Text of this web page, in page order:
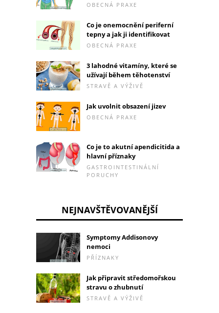
OBECNÁ PRAXE
Co je onemocnění periferní
tepny a jak ji identifikovat
OBECNÁ PRAXE
3 lahodné vitamíny, které se
užívají během těhotenství
STRAVĚ A VÝŽIVĚ
Jak uvolnit obsazení jizev
OBECNÁ PRAXE
Co je to akutní apendicitida a
hlavní příznaky
GASTROINTESTINÁLNÍ
PORUCHY
NEJNAVŠTĚVOVANĚJŠÍ
Symptomy Addisonovy
nemoci
PŘÍZNAKY
Jak připravit středomořskou
stravu o zhubnutí
STRAVĚ A VÝŽIVĚ